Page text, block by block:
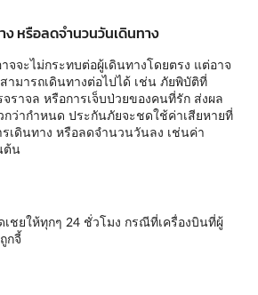
ง หรือลดจำนวนวันเดินทาง
จจะไม่กระทบต่อผู้เดินทางโดยตรง แต่อาจ
ามารถเดินทางต่อไปได้ เช่น ภัยพิบัติที่
ราจล หรือการเจ็บป่วยของคนที่รัก ส่งผล
กว่ากำหนด ประกันภัยจะชดใช้ค่าเสียหายที่
รเดินทาง หรือลดจำนวนวันลง เช่นค่า
ต้น
ชยให้ทุกๆ 24 ชั่วโมง กรณีที่เครื่องบินที่ผู้
กจี้